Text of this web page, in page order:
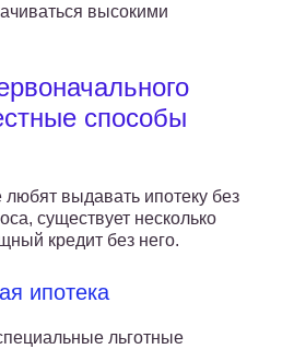
высокими
способы
выдавать ипотеку без
существует несколько
кредит без него.
ипотека
льготные